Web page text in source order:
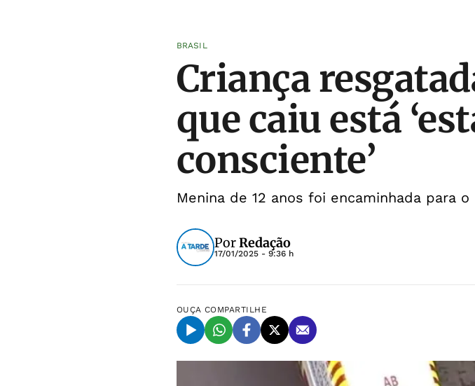
BRASIL
Criança
que caiu está
consciente’
Menina de 12 anos foi encaminhada para
PorRedação
17/01/2025 - 9:36 h
OUÇA COMPARTILHE